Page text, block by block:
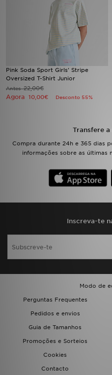
Pink Soda Sport Girls' Stripe
Oversized T-Shirt Junior
Antes22,00€
Agora 10,00€ Desconto 55%
Transfere
Compra durante 24h e 365 dias
informações sobre as últimas
Inscreva-te
Modo de
Perguntas Frequentes
Pedidos e envios
Guia de Tamanhos
Promoções e Sorteios
Cookies
Contacto
SUBSCREVE
ESTADO DO TEU PEDIDO
ATENÇÃO AO CLIENTE